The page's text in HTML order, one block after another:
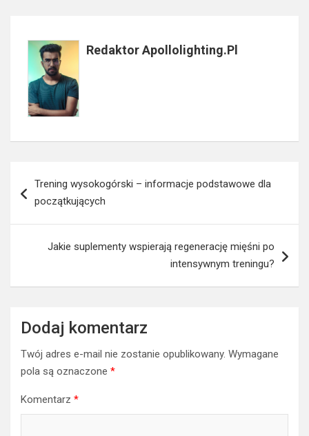
Redaktor Apollolighting.pl
wpisu
Trening wysokogórski – informacje podstawowe dla
początkujących
Jakie suplementy wspierają regenerację mięśni po
intensywnym treningu?
Dodaj komentarz
Twój adres e-mail nie zostanie opublikowany. Wymagane
pola są oznaczone *
Komentarz *